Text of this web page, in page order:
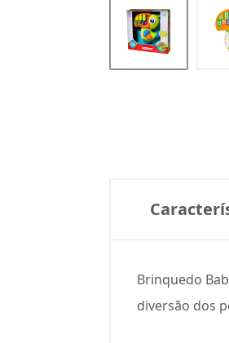
Brinquedo
diversão dos